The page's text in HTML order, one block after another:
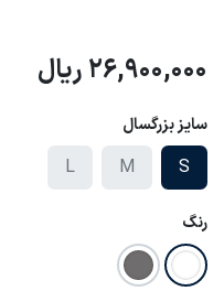
26,900,000 ریال
سایز بزرگسال
S
M
L
رنگ